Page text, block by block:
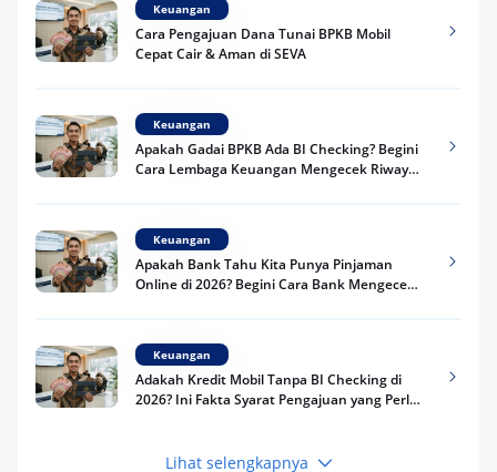
Keuangan
Cara Pengajuan Dana Tunai BPKB Mobil
Cepat Cair & Aman di SEVA
Keuangan
Apakah Gadai BPKB Ada BI Checking? Begini
Cara Lembaga Keuangan Mengecek Riwayat
Keuangan
Apakah Bank Tahu Kita Punya Pinjaman
Online di 2026? Begini Cara Bank Mengecek
Keuangan
Adakah Kredit Mobil Tanpa BI Checking di
2026? Ini Fakta Syarat Pengajuan yang Perlu
Lihat selengkapnya